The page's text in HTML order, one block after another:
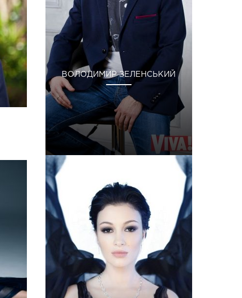
ВОЛОДИМИР ЗЕЛЕНСЬКИЙ